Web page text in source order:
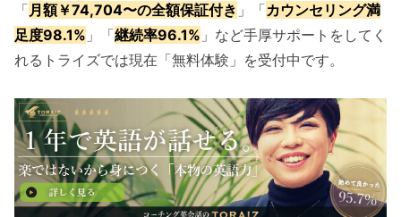
「月額￥74,704〜の全額保証付き 」「カウンセリング満
足度98.1% 」「継続率96.1% 」など手厚サポートをしてく
れるトライズでは現在「無料体験」を受付中です。